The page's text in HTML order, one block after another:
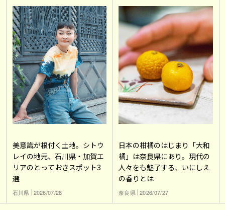
美意識が根付く土地。シトウ
レイの地元、石川県・加賀エ
リアのとっておきスポット3
選
石川県 2026/07/28
日本の柑橘のはじまり「大和
橘」は奈良県にあり。現代の
人々をも魅了する、いにしえ
の香りとは
奈良県 2026/07/27